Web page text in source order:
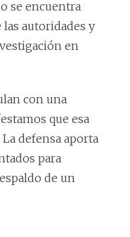
se encuentra
autoridades y
en
con una
que esa
defensa aporta
para
de un